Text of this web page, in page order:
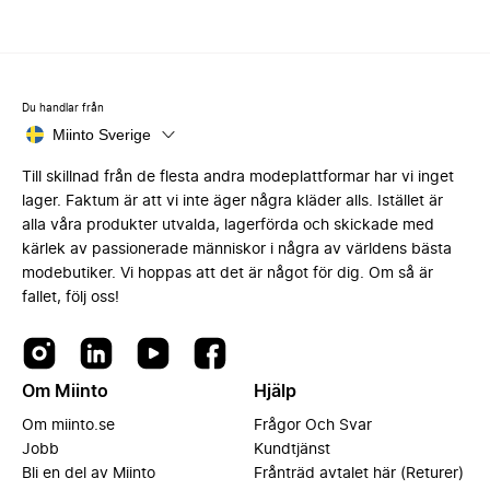
Du handlar från
Miinto Sverige
Till skillnad från de flesta andra modeplattformar har vi inget
lager. Faktum är att vi inte äger några kläder alls. Istället är
alla våra produkter utvalda, lagerförda och skickade med
kärlek av passionerade människor i några av världens bästa
modebutiker. Vi hoppas att det är något för dig. Om så är
fallet, följ oss!
Om Miinto
Om miinto.se
Jobb
Bli en del av Miinto
Hjälp
Frågor Och Svar
Kundtjänst
Frånträd avtalet här (Returer)